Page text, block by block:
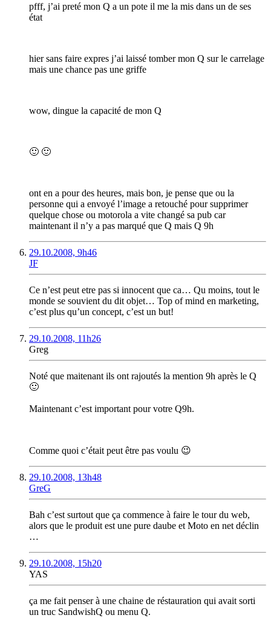
pfff, j’ai preté mon Q a un pote il me la mis dans un de ses
état
hier sans faire expres j’ai laissé tomber mon Q sur le carrelage
mais une chance pas une griffe
wow, dingue la capacité de mon Q
🙂 🙂
ont en a pour des heures, mais bon, je pense que ou la
personne qui a envoyé l’image a retouché pour supprimer
quelque chose ou motorola a vite changé sa pub car
maintenant il n’y a pas marqué que Q mais Q 9h
29.10.2008, 9h46
JF
Ce n’est peut etre pas si innocent que ca… Qu moins, tout le
monde se souvient du dit objet… Top of mind en marketing,
c’est plus qu’un concept, c’est un but!
29.10.2008, 11h26
Greg
Noté que maitenant ils ont rajoutés la mention 9h après le Q
🙂
Maintenant c’est important pour votre Q9h.
Comme quoi c’était peut être pas voulu 😉
29.10.2008, 13h48
GreG
Bah c’est surtout que ça commence à faire le tour du web,
alors que le produit est une pure daube et Moto en net déclin
…
29.10.2008, 15h20
YAS
ça me fait penser à une chaine de réstauration qui avait sorti
un truc SandwishQ ou menu Q.